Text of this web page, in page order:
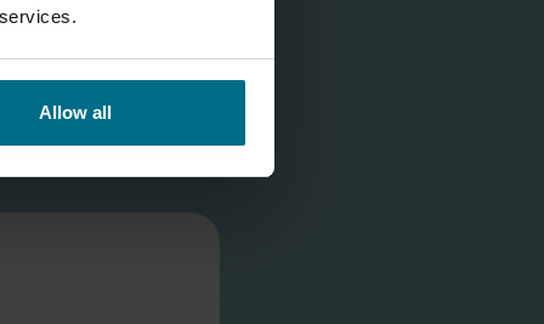
Allow all